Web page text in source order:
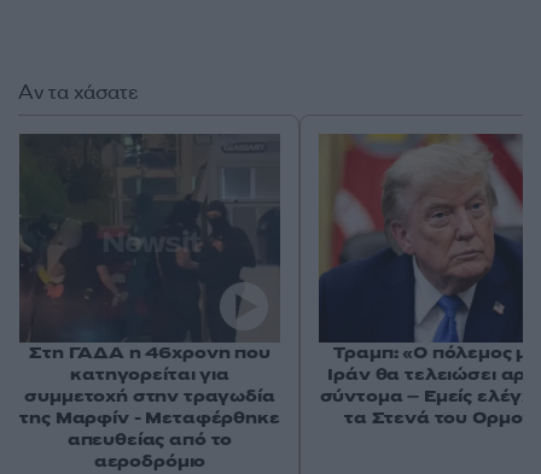
Αν τα χάσατε
Στη ΓΑΔΑ η 46χρονη που
κατηγορείται για
συμμετοχή στην τραγωδία
της Μαρφίν - Μεταφέρθηκε
απευθείας από το
αεροδρόμιο
Τραμπ: «Ο πόλεμος με
Ιράν θα τελειώσει
σύντομα – Εμείς
τα Στενά του